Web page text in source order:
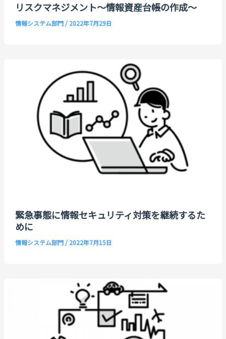
リスクマネジメント～情報資産台帳の作成～
情報システム部門/ 2022年7月29日
緊急事態に情報セキュリティ対策を継続するた
めに
情報システム部門/ 2022年7月15日